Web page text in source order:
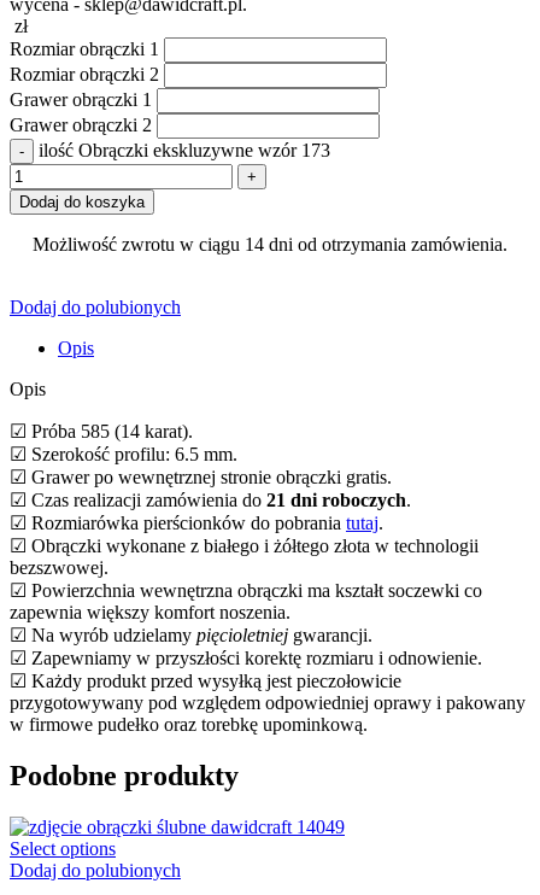
zł
Rozmiar obrączki 1
Rozmiar obrączki 2
Grawer obrączki 1
Grawer obrączki 2
ilość Obrączki ekskluzywne wzór 173
Dodaj do koszyka
Możliwość zwrotu w ciągu 14 dni od otrzymania zamówienia.
Dodaj do polubionych
Opis
Opis
☑ Próba 585 (14 karat).
☑ Szerokość profilu: 6.5 mm.
☑ Grawer po wewnętrznej stronie obrączki gratis.
☑ Czas realizacji zamówienia do 21 dni roboczych.
☑ Rozmiarówka pierścionków do pobrania tutaj.
☑ Obrączki wykonane z białego i żółtego złota w technologii
bezszwowej.
☑ Powierzchnia wewnętrzna obrączki ma kształt soczewki co
zapewnia większy komfort noszenia.
☑ Na wyrób udzielamy pięcioletniej gwarancji.
☑ Zapewniamy w przyszłości korektę rozmiaru i odnowienie.
☑ Każdy produkt przed wysyłką jest pieczołowicie
przygotowywany pod względem odpowiedniej oprawy i pakowany
w firmowe pudełko oraz torebkę upominkową.
Podobne produkty
Select options
Dodaj do polubionych